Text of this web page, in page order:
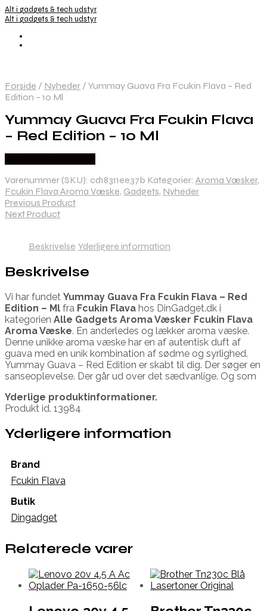
Alt i gadgets & tech udstyr
Alt i gadgets & tech udstyr
Forside / Nyheder / Yummay Guava Fra Fcukin Flava – Red
Edition – 10 Ml
Yummay Guava Fra Fcukin Flava
– Red Edition – 10 Ml
Varenummer (SKU): cd18311ee37b Kategorier: Aroma Væsker,
Fcukin Flava Aroma Væske, Gadgets, Nyheder
Previous Product
Next Product
Beskrivelse Yderligere information
Beskrivelse
Vi har fundet Yummay Guava Fra Fcukin Flava – Red
Edition – Ml fra Fcukin Flava hos DinGadget.dk i
kategorien Alle Gadgets Aroma Væsker Fcukin Flava
Aroma Væske. En anderledes og lækker aroma væske.
Denne unikke aroma væske har en af autentisk duft af
guava med en unik kombination af sødme og syrlighed.
Yummay Guava – Red Edition er skabt til dig. Der søger en
sanseoplevelse. Der går ud over det sædvanlige. Og som
Yderlige produktinformationer.
Produkt id. 13984
Yderligere information
Brand
Fcukin Flava
Butik
Dingadget
Relaterede varer